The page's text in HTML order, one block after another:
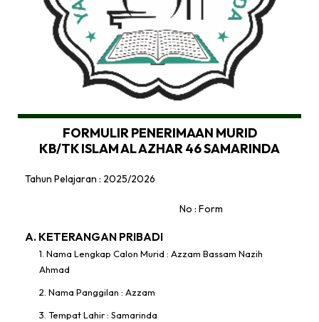
FORMULIR PENERIMAAN MURID
KB/TK ISLAM AL AZHAR 46 SAMARINDA
Tahun Pelajaran : 2025/2026
No : Form
A. KETERANGAN PRIBADI
1. Nama Lengkap Calon Murid : Azzam Bassam Nazih
Ahmad
2. Nama Panggilan : Azzam
3. Tempat Lahir : Samarinda